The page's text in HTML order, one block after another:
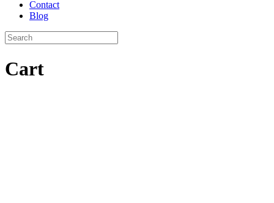
Contact
Blog
Cart